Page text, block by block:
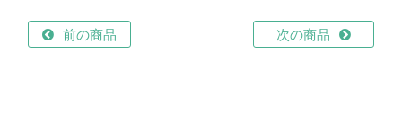
前の商品 次の商品